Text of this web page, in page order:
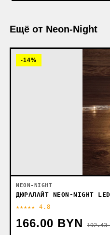
Ещё от Neon-Night
-14%
NEON-NIGHT
ДЮРАЛАЙТ NEON-NIGHT
★★★★★ 4.8
166.00 BYN 192.43